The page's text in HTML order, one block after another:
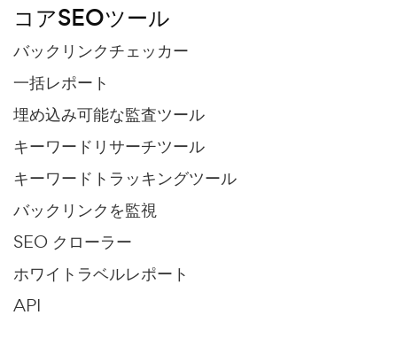
コアSEOツール
バックリンクチェッカー
一括レポート
埋め込み可能な監査ツール
キーワードリサーチツール
キーワードトラッキングツール
バックリンクを監視
SEO クローラー
ホワイトラベルレポート
API